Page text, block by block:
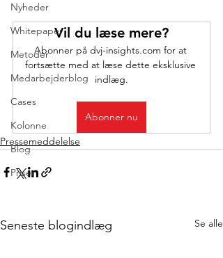
Nyheder
Whitepaper
Metoder
Medarbejderblog
Cases
Kolonne
Blog
Priser
Vil du læse mere?
Abonner på dvj-insights.com for at
fortsætte med at læse dette eksklusive
indlæg.
Abonner nu
Pressemeddelelse
Seneste blogindlæg Se alle